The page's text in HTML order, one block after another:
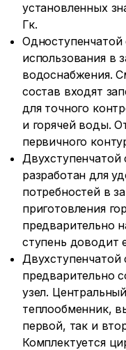
установленных
Гк.
использования в
водоснабжения.
состав входят
для точного
и горячей воды.
первичного
разработан для
потребностей в
приготовления
предварительно
ступень доводит
предварительно
узел.
теплообменник,
первой, так и
Комплектуется